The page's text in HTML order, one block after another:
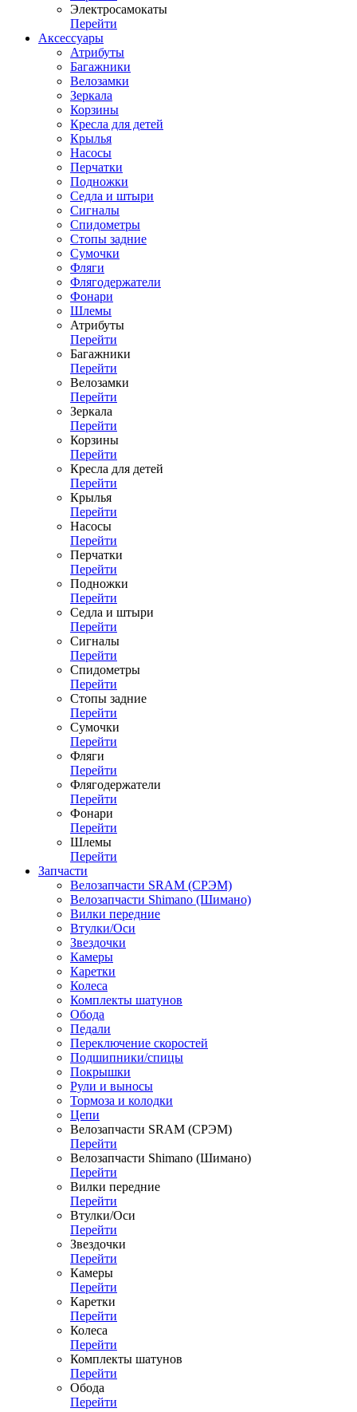
Электросамокаты
Перейти
Аксессуары
Атрибуты
Багажники
Велозамки
Зеркала
Корзины
Кресла для детей
Крылья
Насосы
Перчатки
Подножки
Седла и штыри
Сигналы
Спидометры
Стопы задние
Сумочки
Фляги
Флягодержатели
Фонари
Шлемы
Атрибуты
Перейти
Багажники
Перейти
Велозамки
Перейти
Зеркала
Перейти
Корзины
Перейти
Кресла для детей
Перейти
Крылья
Перейти
Насосы
Перейти
Перчатки
Перейти
Подножки
Перейти
Седла и штыри
Перейти
Сигналы
Перейти
Спидометры
Перейти
Стопы задние
Перейти
Сумочки
Перейти
Фляги
Перейти
Флягодержатели
Перейти
Фонари
Перейти
Шлемы
Перейти
Запчасти
Велозапчасти SRAM (СРЭМ)
Велозапчасти Shimano (Шимано)
Вилки передние
Втулки/Оси
Звездочки
Камеры
Каретки
Колеса
Комплекты шатунов
Обода
Педали
Переключение скоростей
Подшипники/спицы
Покрышки
Рули и выносы
Тормоза и колодки
Цепи
Велозапчасти SRAM (СРЭМ)
Перейти
Велозапчасти Shimano (Шимано)
Перейти
Вилки передние
Перейти
Втулки/Оси
Перейти
Звездочки
Перейти
Камеры
Перейти
Каретки
Перейти
Колеса
Перейти
Комплекты шатунов
Перейти
Обода
Перейти